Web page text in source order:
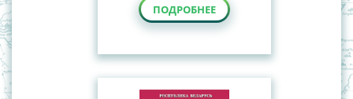
ПОДРОБНЕЕ